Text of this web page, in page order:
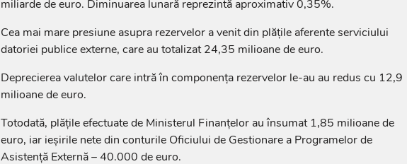
miliarde de euro. Diminuarea lunară reprezintă aproximativ 0,35%.
Cea mai mare presiune asupra rezervelor a venit din plățile aferente serviciului
datoriei publice externe, care au totalizat 24,35 milioane de euro.
Deprecierea valutelor care intră în componența rezervelor le-au au redus cu 12,9
milioane de euro.
Totodată, plățile efectuate de Ministerul Finanțelor au însumat 1,85 milioane de
euro, iar ieșirile nete din conturile Oficiului de Gestionare a Programelor de
Asistență Externă – 40.000 de euro.